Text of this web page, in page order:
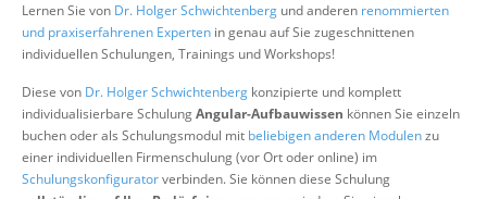
Wissen
Über uns
Suche
Lernen Sie von Dr. Holger Schwichtenberg und anderen renommierten
und praxiserfahrenen Experten in genau auf Sie zugeschnittenen
individuellen Schulungen, Trainings und Workshops!
Diese von Dr. Holger Schwichtenberg konzipierte und komplett
individualisierbare SchulungAngular-Aufbauwissen können Sie einzeln
buchen oder als Schulungsmodul mit beliebigen anderen Modulenzu
einer individuellen Firmenschulung (vor Ort oder online) im
Schulungskonfiguratorverbinden. Sie können diese Schulung